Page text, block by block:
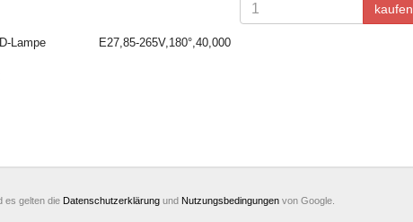
E27,85-265V,180°,40,000
kaufen
es gelten die Datenschutzerklärung und Nutzungsbedingungen von Google.